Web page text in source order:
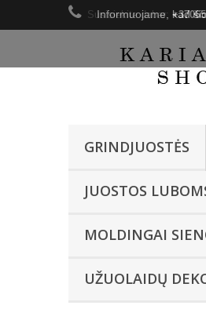
Susisiekite dabar:
GRINDJUOSTĖS
JUOSTOS
MOLDINGAI
UŽUOLAIDŲ
Informuojame, kad